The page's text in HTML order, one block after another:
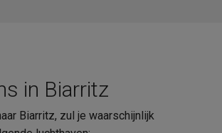
in Biarritz
Biarritz, zul je waarschijnlijk